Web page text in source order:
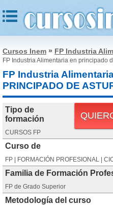
Cursos Inem » FP Industria
FP Industria Alimentaria en principado
FP Industria
PRINCIPADO DE
Tipo de
formación
CURSOS FP
Curso de
FP | FORMACIÓN PROFESIONAL |
Familia de Formación
FP de Grado Superior
Metodología del curso